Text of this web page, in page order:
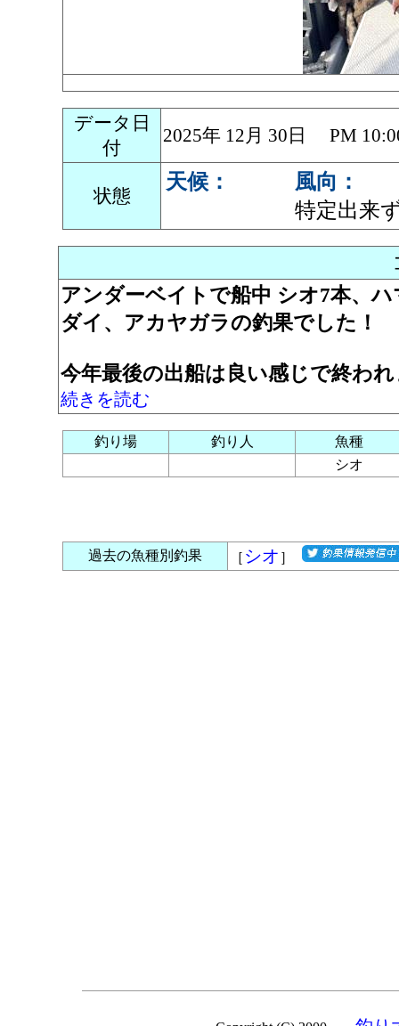
データ日
付
2025年 12月 30日 PM
状態
天候：
風向：
特定出来
アンダーベイトで船中 シオ7本、
ダイ、アカヤガラの釣果でした！
今年最後の出船は良い感じで終わ
続きを読む
釣り場 釣り人
魚種
シオ
過去の魚種別釣果 ［ シオ ］